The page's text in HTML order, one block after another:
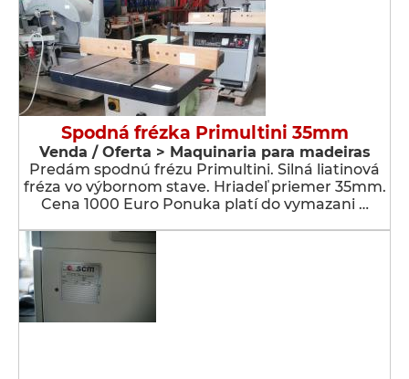
Spodná frézka Primultini 35mm
Venda / Oferta > Maquinaria para madeiras
Predám spodnú frézu Primultini. Silná liatinová
fréza vo výbornom stave. Hriadeľ priemer 35mm.
Cena 1000 Euro Ponuka platí do vymazani …